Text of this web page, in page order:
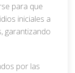
para que
iniciales a
garantizando
por las